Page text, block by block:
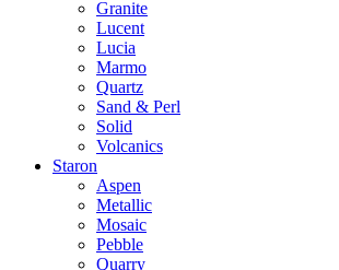
Granite
Lucent
Lucia
Marmo
Quartz
Sand & Perl
Solid
Volcanics
Staron
Aspen
Metallic
Mosaic
Pebble
Quarry